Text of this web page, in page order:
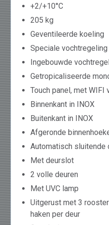
+2/+10°C
205 kg
Geventileerde koeling
Speciale vochtregeling
Ingebouwde
Getropicaliseerde
Touch panel, met WIFI
Binnenkant in INOX
Buitenkant in INOX
Afgeronde
Automatisch sluitende
Met deurslot
2 volle deuren
Met UVC lamp
Uitgerust met 3
haken per deur